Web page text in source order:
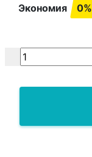
Экономия 0%